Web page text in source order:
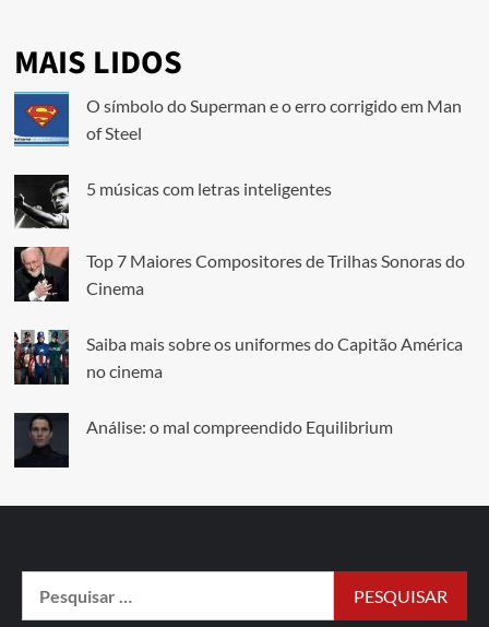
MAIS LIDOS
O símbolo do Superman e o erro corrigido em Man
of Steel
5 músicas com letras inteligentes
Top 7 Maiores Compositores de Trilhas Sonoras do
Cinema
Saiba mais sobre os uniformes do Capitão América
no cinema
Análise: o mal compreendido Equilibrium